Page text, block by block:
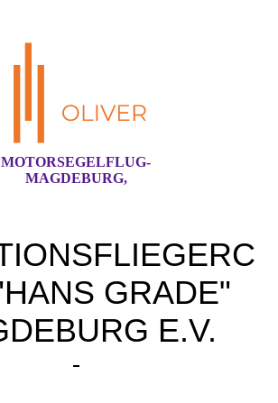
MOTORSEGELFLUG-
MAGDEBURG,
GRADE"
E.V.
-